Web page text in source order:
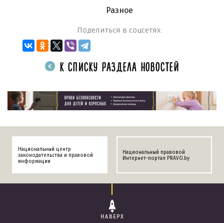
Разное
Поделиться в соцсетях:
К СПИСКУ РАЗДЕЛА НОВОСТЕЙ
Национальный центр
законодательства и правовой
информации
Национальный правовой
Интернет-портал PRAVO.by
НАВЕРХ